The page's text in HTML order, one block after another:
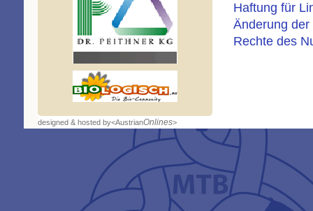
Haftung für
Änderung
Rechte des
designed & hosted by<AustrianOnlines>